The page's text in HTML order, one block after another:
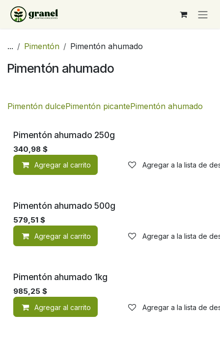
Ir al contenido
... Pimentón Pimentón ahumado
Pimentón ahumado
Pimentón dulcePimentón picantePimentón ahumado
Pimentón ahumado 250g
340,98 $
Agregar al carrito Agregar a la lista de
Pimentón ahumado 500g
579,51 $
Agregar al carrito Agregar a la lista de
Pimentón ahumado 1kg
985,25 $
Agregar al carrito Agregar a la lista de